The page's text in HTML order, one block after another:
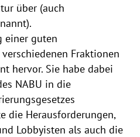
über (auch
einer guten
Fraktionen
hervor. Sie habe dabei
NABU in die
die Herausforderungen,
Lobbyisten als auch die